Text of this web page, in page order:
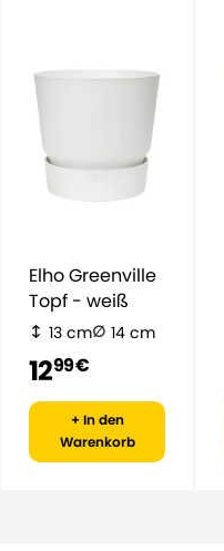
Elho Greenville
Topf - weiß
13 cm 14 cm
1299 €
+ In den
Warenkorb